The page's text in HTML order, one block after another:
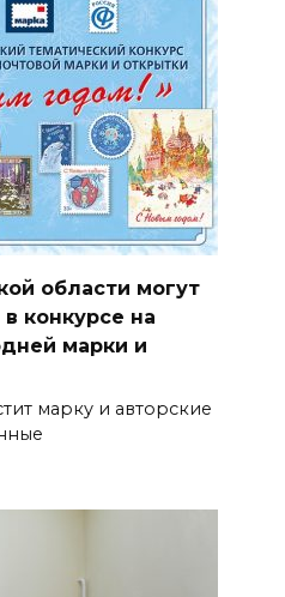
области могут
конкурсе на
марки и
марку и авторские